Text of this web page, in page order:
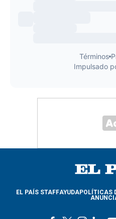
EL PAÍS STAFFAYUDAPOLÍTICAS